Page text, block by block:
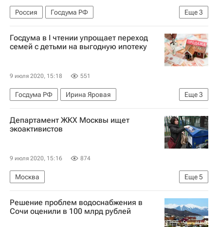
Еще3
Россия
Госдума РФ
Федеральная служба войск национальной гвардии РФ (Росгвардия)
Василий Пискарев
ЖКХ
Госдума в I чтении упрощает переход
семей с детьми на выгодную ипотеку
9 июля 2020, 15:18 551
Еще3
Госдума РФ
Ирина Яровая
Законодательство
Жилье Ипотека
Департамент ЖКХ Москвы ищет
экоактивистов
9 июля 2020, 15:16 874
Еще5
Москва
Москва Сегодня: мегаполис для жизни
Департамент ЖКХ
Решение проблем водоснабжения в
Сочи оценили в 100 млрд рублей